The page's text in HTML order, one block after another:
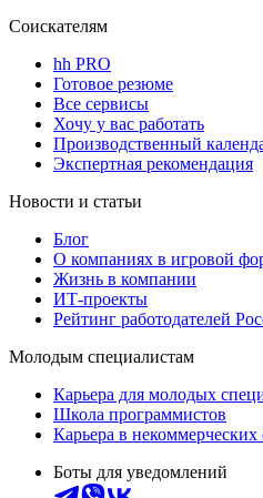
Соискателям
hh PRO
Готовое резюме
Все сервисы
Хочу у вас работать
Производственный
Экспертная рекомендация
Новости и статьи
Блог
О компаниях в игровой
Жизнь в компании
ИТ-проекты
Рейтинг работодателей
Молодым специалистам
Карьера для молодых
Школа программистов
Карьера в некоммерческих
Боты для уведомлений